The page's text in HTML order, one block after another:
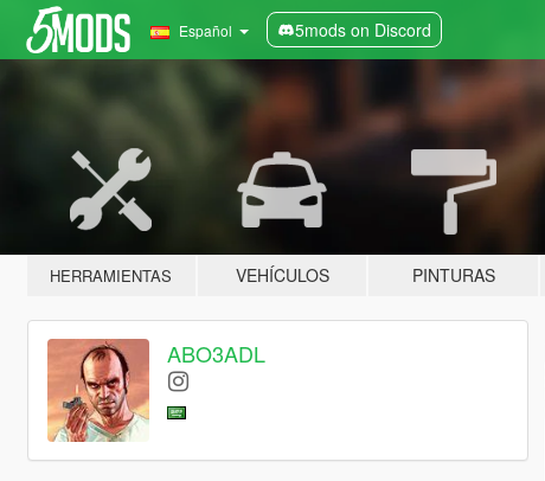
Español 5mods on Discord
HERRAMIENTAS VEHÍCULOS PINTURAS
ABO3ADL